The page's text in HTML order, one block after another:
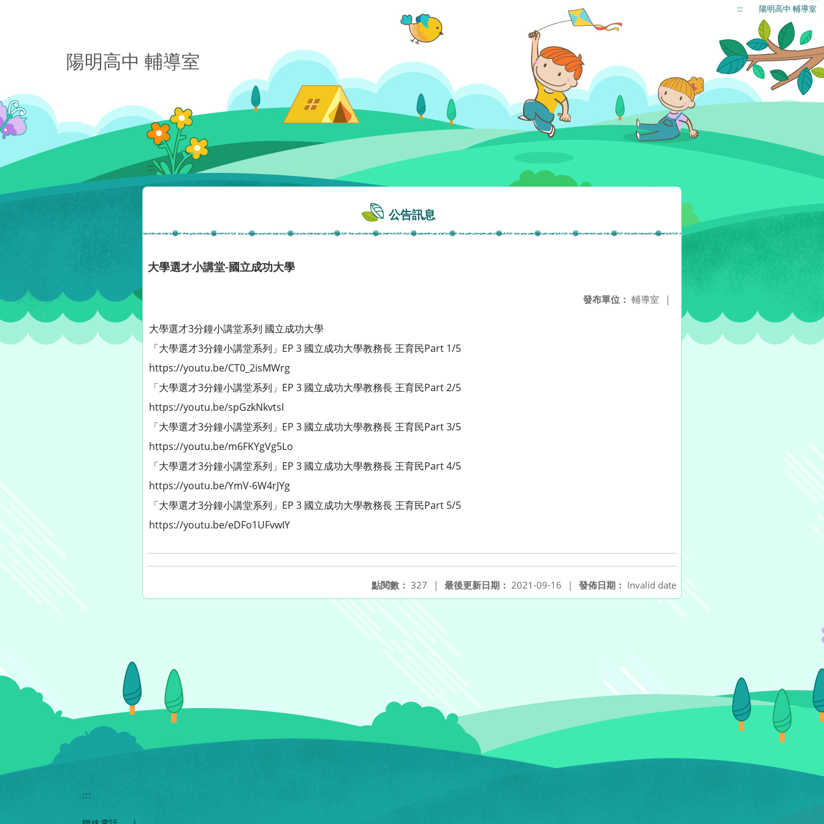
::: 陽明高中 輔導室
陽明高中 輔導室
:::
公告訊息
大學選才小講堂-國立成功大學
發布單位： 輔導室 |
大學選才3分鐘小講堂系列 國立成功大學
「大學選才3分鐘小講堂系列」EP 3 國立成功大學教務長 王育民Part 1/5
https://youtu.be/CT0_2isMWrg
「大學選才3分鐘小講堂系列」EP 3 國立成功大學教務長 王育民Part 2/5
https://youtu.be/spGzkNkvtsI
「大學選才3分鐘小講堂系列」EP 3 國立成功大學教務長 王育民Part 3/5
https://youtu.be/m6FKYgVg5Lo
「大學選才3分鐘小講堂系列」EP 3 國立成功大學教務長 王育民Part 4/5
https://youtu.be/YmV-6W4rJYg
「大學選才3分鐘小講堂系列」EP 3 國立成功大學教務長 王育民Part 5/5
https://youtu.be/eDFo1UFvwIY
發佈日期： Invalid date
最後更新日期： 2021-09-16 |
點閱數： 327 |
:::